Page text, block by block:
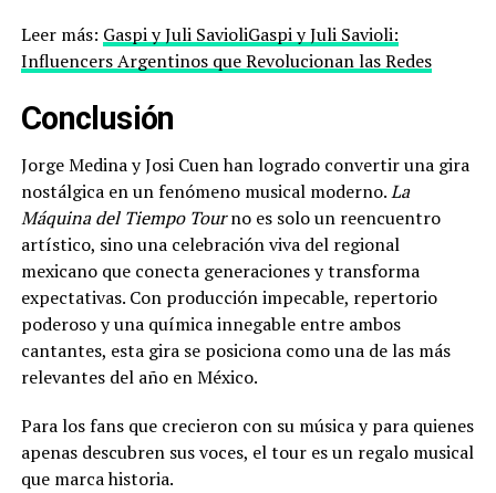
Leer más: Gaspi y Juli SavioliGaspi y Juli Savioli:
Influencers Argentinos que Revolucionan las Redes
Conclusión
Jorge Medina y Josi Cuen han logrado convertir una gira
nostálgica en un fenómeno musical moderno.La
Máquina del Tiempo Tourno es solo un reencuentro
artístico, sino una celebración viva del regional
mexicano que conecta generaciones y transforma
expectativas. Con producción impecable, repertorio
poderoso y una química innegable entre ambos
cantantes, esta gira se posiciona como una de las más
relevantes del año en México.
Para los fans que crecieron con su música y para quienes
apenas descubren sus voces, el tour es un regalo musical
que marca historia.